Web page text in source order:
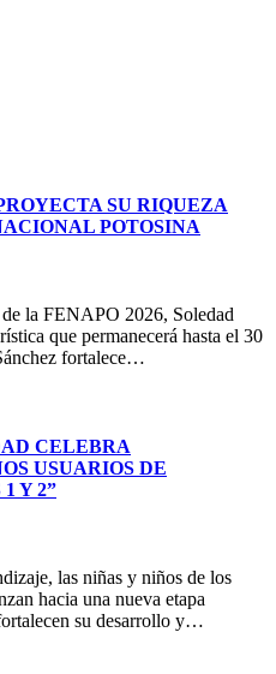
SU RIQUEZA
POTOSINA
la FENAPO 2026, Soledad
que permanecerá hasta el 30
fortalece…
CELEBRA
USUARIOS DE
Y 2”
las niñas y niños de los
hacia una nueva etapa
su desarrollo y…